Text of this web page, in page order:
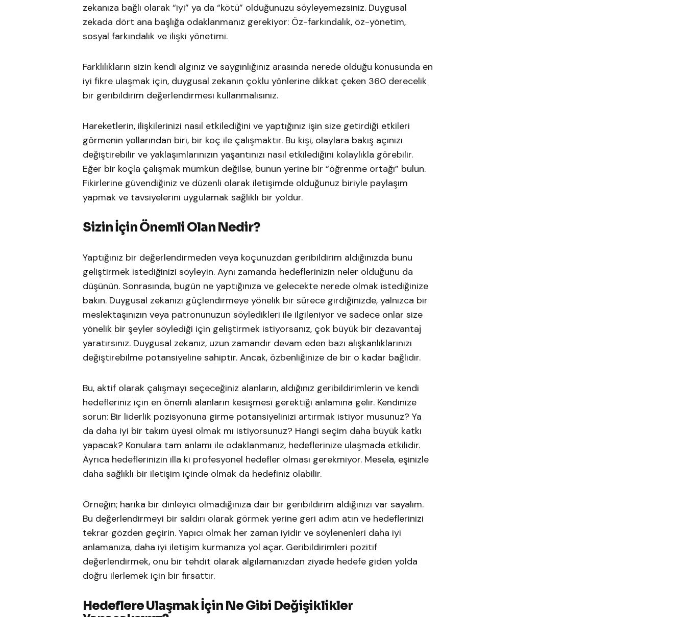
zekanıza bağlı olarak “iyi” ya da “kötü” olduğunuzu söyleyemezsiniz. Duygusal
zekada dört ana başlığa odaklanmanız gerekiyor: Öz-farkındalık, öz-yönetim,
sosyal farkındalık ve ilişki yönetimi.
Farklılıkların sizin kendi algınız ve saygınlığınız arasında nerede olduğu konusunda en
iyi fikre ulaşmak için, duygusal zekanın çoklu yönlerine dikkat çeken 360 derecelik
bir geribildirim değerlendirmesi kullanmalısınız.
Hareketlerin, ilişkilerinizi nasıl etkilediğini ve yaptığınız işin size getirdiği etkileri
görmenin yollarından biri, bir koç ile çalışmaktır. Bu kişi, olaylara bakış açınızı
değiştirebilir ve yaklaşımlarınızın yaşantınızı nasıl etkilediğini kolaylıkla görebilir.
Eğer bir koçla çalışmak mümkün değilse, bunun yerine bir “öğrenme ortağı” bulun.
Fikirlerine güvendiğiniz ve düzenli olarak iletişimde olduğunuz biriyle paylaşım
yapmak ve tavsiyelerini uygulamak sağlıklı bir yoldur.
Sizin İçin Önemli Olan Nedir?
Yaptığınız bir değerlendirmeden veya koçunuzdan geribildirim aldığınızda bunu
geliştirmek istediğinizi söyleyin. Aynı zamanda hedeflerinizin neler olduğunu da
düşünün. Sonrasında, bugün ne yaptığınıza ve gelecekte nerede olmak istediğinize
bakın. Duygusal zekanızı güçlendirmeye yönelik bir sürece girdiğinizde, yalnızca bir
meslektaşınızın veya patronunuzun söyledikleri ile ilgileniyor ve sadece onlar size
yönelik bir şeyler söylediği için geliştirmek istiyorsanız, çok büyük bir dezavantaj
yaratırsınız. Duygusal zekanız, uzun zamandır devam eden bazı alışkanlıklarınızı
değiştirebilme potansiyeline sahiptir. Ancak, özbenliğinize de bir o kadar bağlıdır.
Bu, aktif olarak çalışmayı seçeceğiniz alanların, aldığınız geribildirimlerin ve kendi
hedefleriniz için en önemli alanların kesişmesi gerektiği anlamına gelir. Kendinize
sorun: Bir liderlik pozisyonuna girme potansiyelinizi artırmak istiyor musunuz? Ya
da daha iyi bir takım üyesi olmak mı istiyorsunuz? Hangi seçim daha büyük katkı
yapacak? Konulara tam anlamı ile odaklanmanız, hedeflerinize ulaşmada etkilidir.
Ayrıca hedeflerinizin illa ki profesyonel hedefler olması gerekmiyor. Mesela, eşinizle
daha sağlıklı bir iletişim içinde olmak da hedefiniz olabilir.
Örneğin; harika bir dinleyici olmadığınıza dair bir geribildirim aldığınızı var sayalım.
Bu değerlendirmeyi bir saldırı olarak görmek yerine geri adım atın ve hedeflerinizi
tekrar gözden geçirin. Yapıcı olmak her zaman iyidir ve söylenenleri daha iyi
anlamanıza, daha iyi iletişim kurmanıza yol açar. Geribildirimleri pozitif
değerlendirmek, onu bir tehdit olarak algılamanızdan ziyade hedefe giden yolda
doğru ilerlemek için bir fırsattır.
Hedeflere Ulaşmak İçin Ne Gibi Değişiklikler